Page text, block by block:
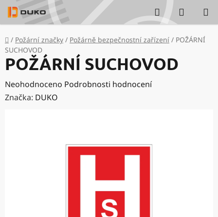
Přejít
na
obsah
Hledat
KOŠÍK
Domů
/ Požární značky / Požárně bezpečnostní zařízení / POŽÁRNÍ
SUCHOVOD
POŽÁRNÍ SUCHOVOD
Průměrné
hodnocení
Neohodnoceno Podrobnosti hodnocení
Značka: DUKO